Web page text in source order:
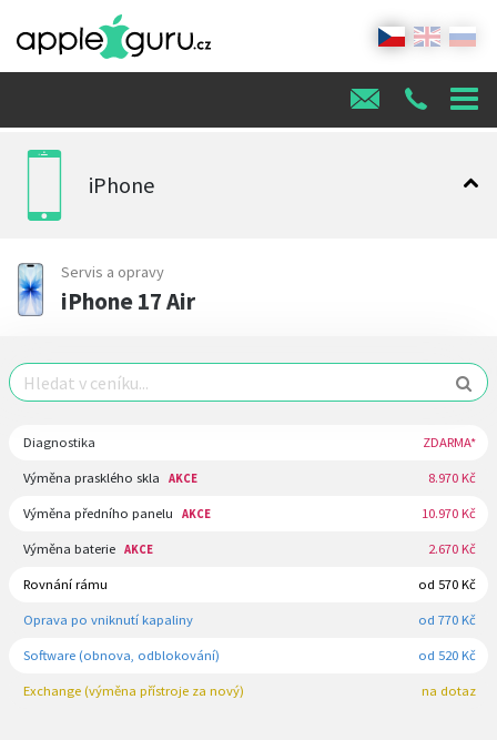
iPhone
Servis a opravy
iPhone 17 Air
Diagnostika ZDARMA*
Výměna prasklého skla AKCE 8.970 Kč
Výměna předního panelu AKCE 10.970 Kč
Výměna baterie AKCE 2.670 Kč
Rovnání rámu od 570 Kč
Oprava po vniknutí kapaliny od 770 Kč
Software (obnova, odblokování) od 520 Kč
Exchange (výměna přístroje za nový) na dotaz